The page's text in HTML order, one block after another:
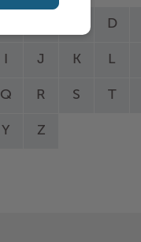
D
J K L
Q R S T
Y Z